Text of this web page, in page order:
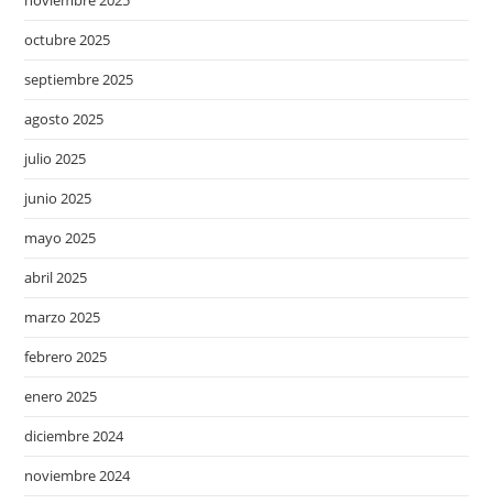
octubre 2025
septiembre 2025
agosto 2025
julio 2025
junio 2025
mayo 2025
abril 2025
marzo 2025
febrero 2025
enero 2025
diciembre 2024
noviembre 2024